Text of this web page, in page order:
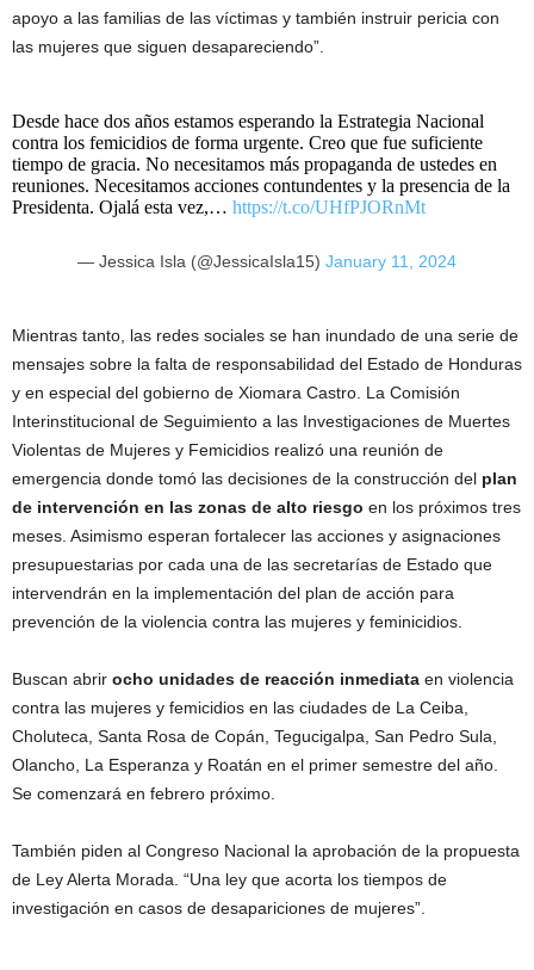
apoyo a las familias de las víctimas y también instruir pericia con
las mujeres que siguen desapareciendo”.
Desde hace dos años estamos esperando la Estrategia Nacional
contra los femicidios de forma urgente. Creo que fue suficiente
tiempo de gracia. No necesitamos más propaganda de ustedes en
reuniones. Necesitamos acciones contundentes y la presencia de la
Presidenta. Ojalá esta vez,… https://t.co/UHfPJORnMt
— Jessica Isla (@JessicaIsla15) January 11, 2024
Mientras tanto, las redes sociales se han inundado de una serie de
mensajes sobre la falta de responsabilidad del Estado de Honduras
y en especial del gobierno de Xiomara Castro. La Comisión
Interinstitucional de Seguimiento a las Investigaciones de Muertes
Violentas de Mujeres y Femicidios realizó una reunión de
emergencia donde tomó las decisiones de la construcción del plan
de intervención en las zonas de alto riesgo en los próximos tres
meses. Asimismo esperan fortalecer las acciones y asignaciones
presupuestarias por cada una de las secretarías de Estado que
intervendrán en la implementación del plan de acción para
prevención de la violencia contra las mujeres y feminicidios.
Buscan abrir ocho unidades de reacción inmediata en violencia
contra las mujeres y femicidios en las ciudades de La Ceiba,
Choluteca, Santa Rosa de Copán, Tegucigalpa, San Pedro Sula,
Olancho, La Esperanza y Roatán en el primer semestre del año.
Se comenzará en febrero próximo.
También piden al Congreso Nacional la aprobación de la propuesta
de Ley Alerta Morada. “Una ley que acorta los tiempos de
investigación en casos de desapariciones de mujeres”.